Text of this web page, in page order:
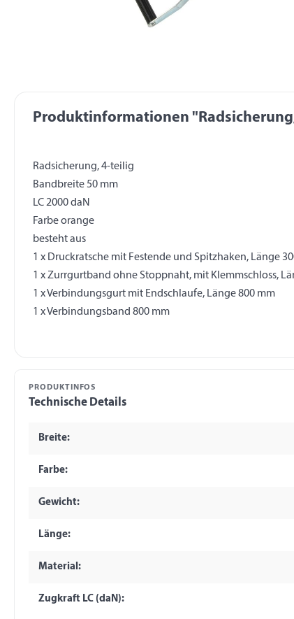
Produktinformationen
Radsicherung, 4-teilig
Bandbreite 50 mm
LC 2000 daN
Farbe orange
besteht aus
1 x Druckratsche mit Festende und Spitzhaken, Länge
1 x Zurrgurtband ohne Stoppnaht, mit Klemmschloss,
1 x Verbindungsgurt mit Endschlaufe, Länge 800 mm
1 x Verbindungsband 800 mm
PRODUKTINFOS
Technische Details
Breite:
Farbe:
Gewicht:
Länge:
Material:
Zugkraft LC (daN):